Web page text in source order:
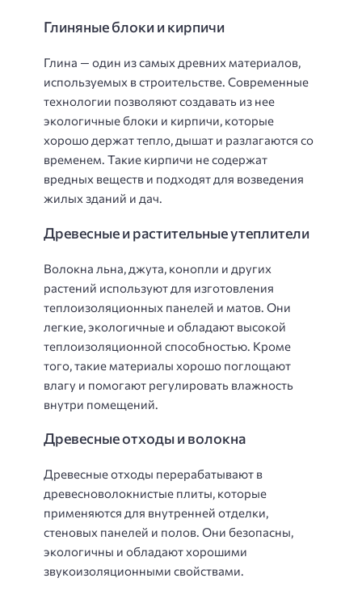
Глиняные блоки и кирпичи
Глина — один из самых древних материалов,
используемых в строительстве. Современные
технологии позволяют создавать из нее
экологичные блоки и кирпичи, которые
хорошо держат тепло, дышат и разлагаются со
временем. Такие кирпичи не содержат
вредных веществ и подходят для возведения
жилых зданий и дач.
Древесные и растительные утеплители
Волокна льна, джута, конопли и других
растений используют для изготовления
теплоизоляционных панелей и матов. Они
легкие, экологичные и обладают высокой
теплоизоляционной способностью. Кроме
того, такие материалы хорошо поглощают
влагу и помогают регулировать влажность
внутри помещений.
Древесные отходы и волокна
Древесные отходы перерабатывают в
древесноволокнистые плиты, которые
применяются для внутренней отделки,
стеновых панелей и полов. Они безопасны,
экологичны и обладают хорошими
звукоизоляционными свойствами.